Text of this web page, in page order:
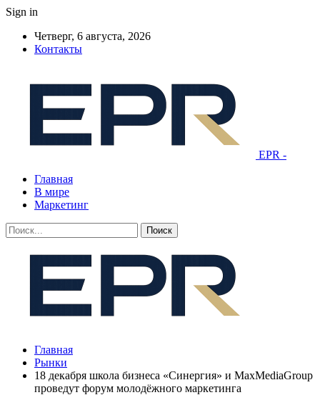
Sign in
Четверг, 6 августа, 2026
Контакты
EPR -
Главная
В мире
Маркетинг
Главная
Рынки
18 декабря школа бизнеса «Синергия» и MaxMediaGroup
проведут форум молодёжного маркетинга